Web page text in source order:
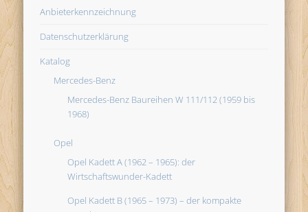
Anbieterkennzeichnung
Datenschutzerklärung
Katalog
Mercedes-Benz
Mercedes-Benz Baureihen W 111/112 (1959 bis
1968)
Opel
Opel Kadett A (1962 – 1965): der
Wirtschaftswunder-Kadett
Opel Kadett B (1965 – 1973) – der kompakte